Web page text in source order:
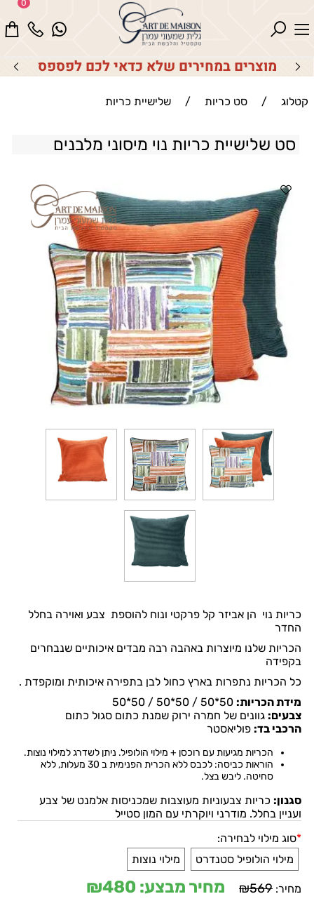
מוצרים במחירים שלא כדאי לכם לפספס
0
קטלוג / סט כריות / שלישיית כריות
סט שלישיית כריות נוי מיסוני מלבנים
כריות נוי הן אביזר קל פרקטי ונוח להוספת צבע ואוירה בחלל
החדר
הכריות שלנו מיוצרות באהבה רבה מבדים איכותיים שנבחרים
בקפידה
כל הכריות נתפרות בארץ כחול לבן בתפירה איכותית ומוקפדת .
מידת הכריות:
צבעים: גוונים של חמרה ירוק שמנת כתום סגול כתום
הרכבי בד: פוליאסטר
הכריות מגיעות עם רוכסן + מילוי הולופיל. ניתן לשדרג למילוי נוצות.
הוראות כביסה: לכבס ללא הכרית הפנימית ב 30 מעלות, ללא
סחיטה. ליבש בצל.
סגנון: כריות צבעוניות מעוצבות שמכניסות אלמנט של צבע
ועניין בחלל. מודרני ויוקרתי עם המון סטייל
*סוג מילוי לבחירה:
מילוי הולופיל סטנדרט
מילוי נוצות
מחיר: ₪569 מחיר מבצע: ₪480